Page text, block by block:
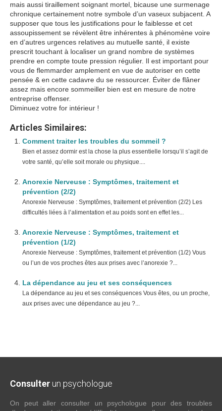
mais aussi tiraillement soignant mortel, bicause une surmenage
chronique certainement notre symbole d’un vaseux subjacent. A
supposer que tous les justifications pour le faiblesse et cet
assoupissement se révèlent être inhérentes à phénomène voire
en d’autres urgences relatives au mutuelle santé, il existe
prescrit touchant à localiser un grand nombre de systèmes
prendre en compte toute pression régulier. Il est important pour
vous de flemmarder amplement en vue de autoriser en cette
pensée & en cette cadavre du se ressourcer. Éviter de flâner
assez mais encore sommeiller bien est en mesure de notre
entreprise offenser.
Diminuez votre for intérieur !
Articles Similaires:
Comment traiter les troubles du sommeil ?
Bien et assez dormir est la chose la plus essentielle lorsqu’il s’agit de
votre santé, qu’elle soit morale ou physique....
Anorexie Nerveuse : Symptômes, traitement et
prévention (2/2)
Anorexie Nerveuse : Symptômes, traitement et prévention (2/2) Les
difficultés liées à l’alimentation et au poids sont en effet les...
Anorexie Nerveuse : Symptômes, traitement et
prévention (1/2)
Anorexie Nerveuse : Symptômes, traitement et prévention (1/2) Vous
ou l’un de vos proches êtes aux prises avec l’anorexie ?...
La dépendance au jeu et ses conséquences
La dépendance au jeu et ses conséquences Vous êtes, ou un proche,
aux prises avec une dépendance au jeu ?...
Consulter un psychologue
On peut aller consulter un psychologue pour des troubles